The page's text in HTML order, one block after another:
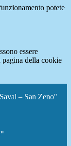
potete
essere
della cookie
– San Zeno"